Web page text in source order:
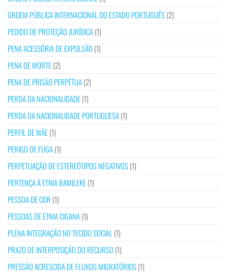
ORDEM PÚBLICA INTERNACIONAL DO ESTADO PORTUGUÊS(2)
PEDIDO DE PROTEÇÃO JURÍDICA(1)
PENA ACESSÓRIA DE EXPULSÃO (1)
PENA DE MORTE(2)
PENA DE PRISÃO PERPÉTUA(2)
PERDA DA NACIONALIDADE(1)
PERDA DA NACIONALIDADE PORTUGUESA(1)
PERFIL DE MÃE(1)
PERIGO DE FUGA(1)
PERPETUAÇÃO DE ESTEREÓTIPOS NEGATIVOS(1)
PERTENÇA À ETNIA BAMILEKE(1)
PESSOA DE COR (1)
PESSOAS DE ETNIA CIGANA(1)
PLENA INTEGRAÇÃO NO TECIDO SOCIAL (1)
PRAZO DE INTERPOSIÇÃO DO RECURSO (1)
PRESSÃO ACRESCIDA DE FLUXOS MIGRATÓRIOS(1)